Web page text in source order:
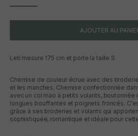
AJOUTER AU
Leti mesure 175 cm et porte la taille S
Chemise de couleur écrue avec des
et les manches. Chemise confectionnée
avec un col mao à petits volants, boutonnée
longues bouffantes et poignets froncés.
grâce à ses broderies et volants qui
sophistiquée, romantique et idéale pour